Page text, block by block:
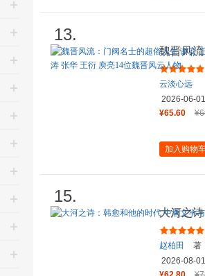
13.
魏晋风
桓温 陶
云淡心远
2026-06-01
¥65.60
加入购物
15.
大河之
史读本
赵柏田
著
2026-08-01